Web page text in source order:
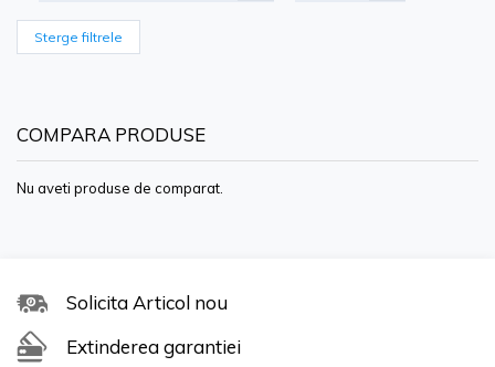
naturale, gama noastra diversa va asigura ca puteti da
Sterge filtrele
COMPARA PRODUSE
Nu aveti produse de comparat.
Solicita Articol nou
Extinderea garantiei